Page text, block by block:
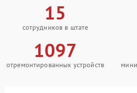
15
сотрудников в штате
1097
отремонтированных устройств